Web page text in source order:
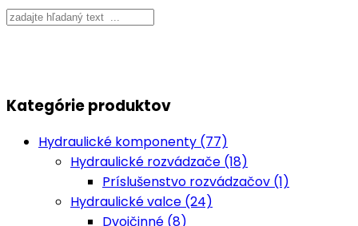
Kategórie produktov
Hydraulické komponenty (77)
Hydraulické rozvádzače (18)
Príslušenstvo rozvádzačov (1)
Hydraulické valce (24)
Dvojčinné (8)